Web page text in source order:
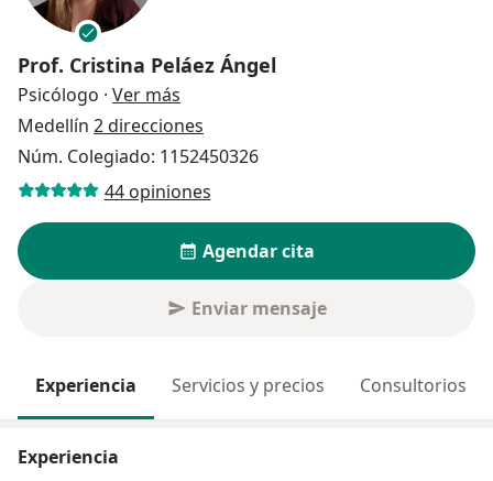
Prof. Cristina Peláez Ángel
Psicólogo · Ver más
Medellín 2 direcciones
Núm. Colegiado: 1152450326
44 opiniones
Agendar cita
Enviar mensaje
Experiencia Servicios y precios Consultorios
Experiencia